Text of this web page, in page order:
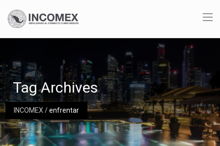
INCOMEX/enfrentar
Tag Archives